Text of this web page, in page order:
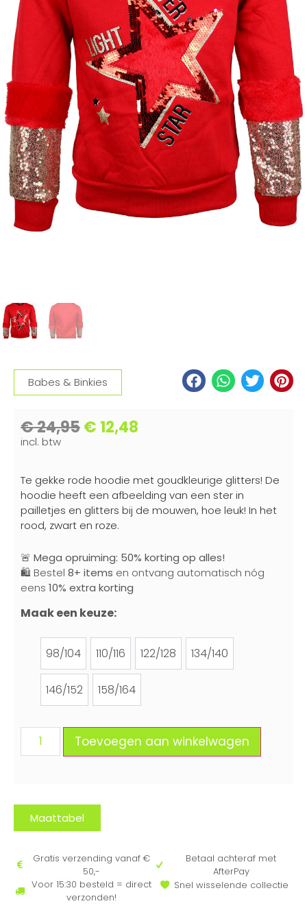
Babes & Binkies
€24,95€ 12,48
incl. btw
Te gekke rode hoodie met goudkleurige glitters! De
hoodie heeft een afbeelding van een ster in
pailletjes en glitters bij de mouwen, hoe leuk! In het
rood, zwart en roze.
🚨 Mega opruiming: 50% korting op alles!
🛍️ Bestel 8+ items en ontvang automatisch nóg
eens 10% extra korting
Maak een keuze:
98/104
98/104
110/116
110/116
122/128
122/128
134/140
134/140
146/152
146/152
158/164
158/164
Toevoegen aan winkelwagen
Maattabel
Gratis verzending vanaf €
50,-
Voor 15:30 besteld = direct
verzonden!
Betaal achteraf met
AfterPay
Snel wisselende collectie